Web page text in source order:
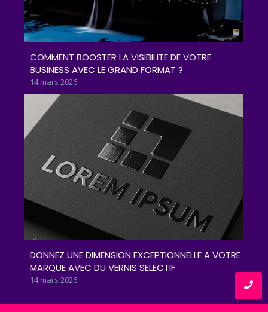
COMMENT BOOSTER LA VISIBILITE DE VOTRE
BUSINESS AVEC LE GRAND FORMAT ?
14 mars 2026
DONNEZ UNE DIMENSION EXCEPTIONNELLE A VOTRE
MARQUE AVEC DU VERNIS SELECTIF
14 mars 2026